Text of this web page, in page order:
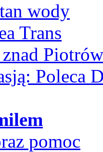
wody
Trans
Poleca
pomoc